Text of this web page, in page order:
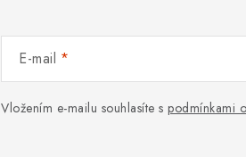
E-mail
Vložením e-mailu souhlasíte s podmínkami